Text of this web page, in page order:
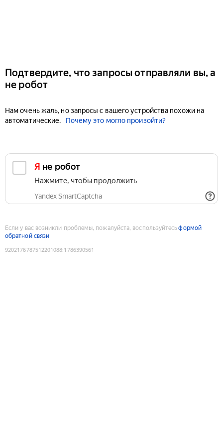
Подтвердите, что запросы отправляли вы, а
не робот
Нам очень жаль, но запросы с вашего устройства похожи на
автоматические.
Почему это могло произойти?
Я не робот
Нажмите, чтобы продолжить
Yandex SmartCaptcha
Если у вас возникли проблемы, пожалуйста, воспользуйтесьформой
обратной связи
9202176787512201088:1786390561